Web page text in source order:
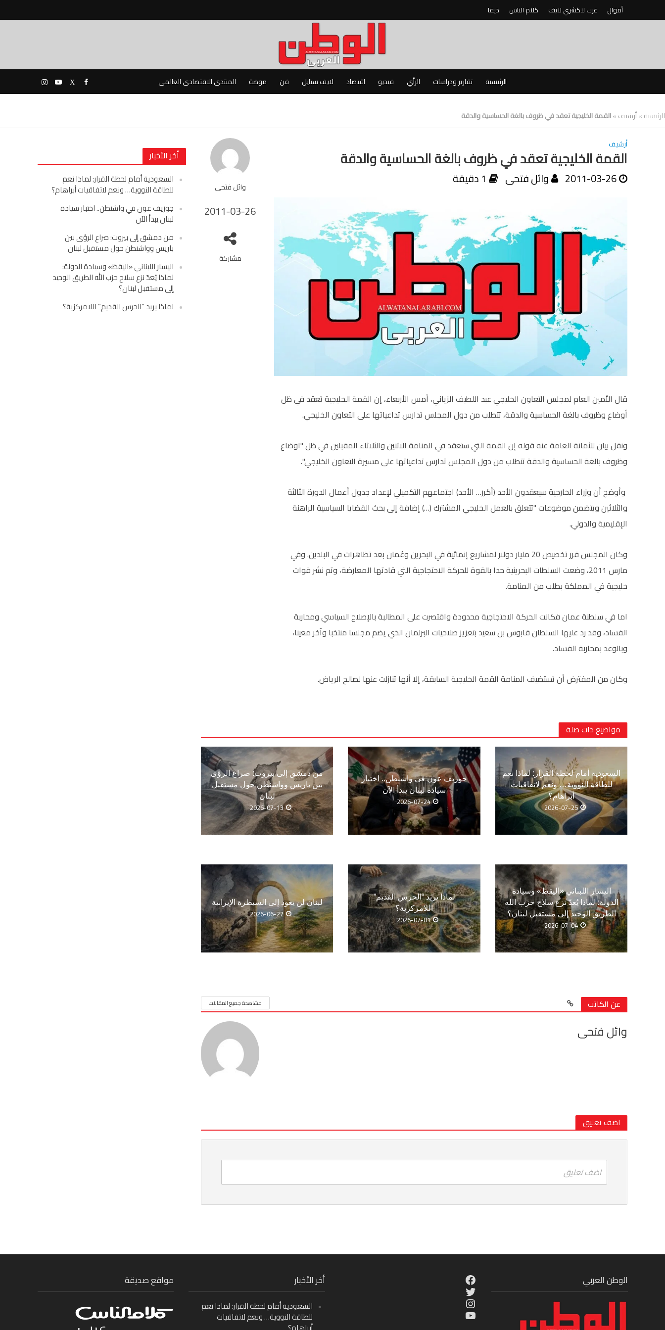
أموال عرب لاكشري لايف كلام الناس ديفا
الرئيسية تقارير ودراسات الرأي فيديو اقتصاد لايف ستايل فن موضة المنتدى الاقتصادى العالمى
الرئيسية»أرشيف»القمة الخليجية تعقد في ظروف بالغة الحساسية والدقة
أخر الأخبار
السعودية أمام لحظة القرار: لماذا نعم
للطاقة النووية… ونعم لاتفاقيات أبراهام؟
جوزيف عون في واشنطن.. اختبار سيادة
لبنان يبدأ الآن
من دمشق إلى بيروت: صراع الرؤى بين
باريس وواشنطن حول مستقبل لبنان
اليسار اللبناني «اليقظ» وسيادة الدولة:
لماذا يُعدّ نزع سلاح حزب الله الطريق الوحيد
إلى مستقبل لبنان؟
لماذا يريد “الحرس القديم” اللامركزية؟
وائل فتحى
2011-03-26
مشاركة
أرشيف
القمة الخليجية تعقد في ظروف بالغة الحساسية والدقة
2011-03-26 وائل فتحى 1 دقيقة
قال الأمين العام لمجلس التعاون الخليجي عبد اللطيف الزياني، أمس الأربعاء، إن القمة الخليجية تعقد في ظل
أوضاع وظروف بالغة الحساسية والدقة، تتطلب من دول المجلس تدارس تداعياتها على التعاون الخليجي.
ونقل بيان للأمانة العامة عنه قوله إن القمة التي ستعقد في المنامة الاثنين والثلاثاء المقبلين في ظل "اوضاع
وظروف بالغة الحساسية والدقة تتطلب من دول المجلس تدارس تداعياتها على مسيرة التعاون الخليجي".
وأوضح أن وزراء الخارجية سيعقدون الأحد (أكرر… الأحد) اجتماعهم التكميلي لإعداد جدول أعمال الدورة الثالثة
والثلاثين ويتضمن موضوعات "تتعلق بالعمل الخليجي المشترك (…) إضافة إلى بحث القضايا السياسية الراهنة
الإقليمية والدولي.
وكان المجلس قرر تخصيص 20 مليار دولار لمشاريع إنمائية في البحرين وعُمان بعد تظاهرات في البلدين. وفي
مارس 2011، وضعت السلطات البحرينية حدا بالقوة للحركة الاحتجاجية التي قادتها المعارضة، وتم نشر قوات
خليجية في المملكة بطلب من المنامة.
اما في سلطنة عمان فكانت الحركة الاحتجاجية محدودة واقتصرت على المطالبة بالإصلاح السياسي ومحاربة
الفساد، وقد رد عليها السلطان قابوس بن سعيد بتعزيز صلاحيات البرلمان الذي يضم مجلسا منتخبا وآخر معينا،
وبالوعد بمحاربة الفساد.
وكان من المفترض أن تستضيف المنامة القمة الخليجية السابقة، إلا أنها تنازلت عنها لصالح الرياض.
مواضيع ذات صلة
السعودية أمام لحظة القرار: لماذا نعم
للطاقة النووية… ونعم لاتفاقيات
أبراهام؟
2026-07-25
جوزيف عون في واشنطن.. اختبار
سيادة لبنان يبدأ الآن
2026-07-24
من دمشق إلى بيروت: صراع الرؤى
بين باريس وواشنطن حول مستقبل
لبنان
2026-07-13
اليسار اللبناني «اليقظ» وسيادة
الدولة: لماذا يُعدّ نزع سلاح حزب الله
الطريق الوحيد إلى مستقبل لبنان؟
2026-07-04
لماذا يريد “الحرس القديم”
اللامركزية؟
2026-07-01
لبنان لن يعود إلى السيطرة الإيرانية
2026-06-27
عن الكاتب مشاهدة جميع المقالات
وائل فتحى
اضف تعليق
اضف تعليق
مواقع صديقة أخر الأخبار
السعودية أمام لحظة القرار: لماذا نعم
للطاقة النووية… ونعم لاتفاقيات
Facebook
Twitter
Instagram
YouTube
الوطن العربي